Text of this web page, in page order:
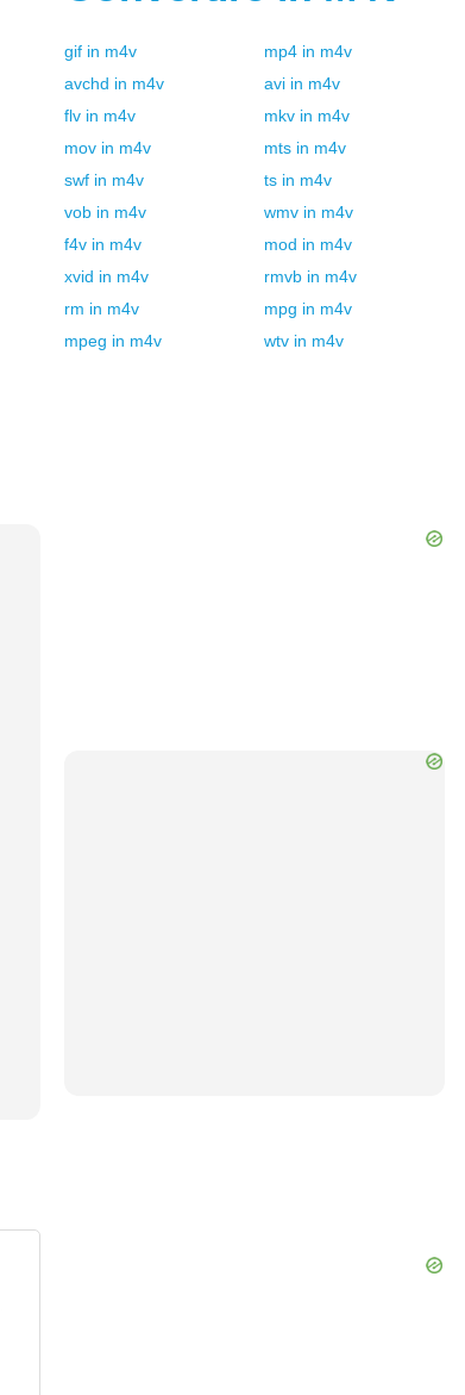
gif in m4v mp4 in m4v
avchd in m4v avi in m4v
flv in m4v mkv in m4v
mov in m4v mts in m4v
swf in m4v ts in m4v
vob in m4v wmv in m4v
f4v in m4v mod in m4v
xvid in m4v rmvb in m4v
rm in m4v mpg in m4v
mpeg in m4v wtv in m4v